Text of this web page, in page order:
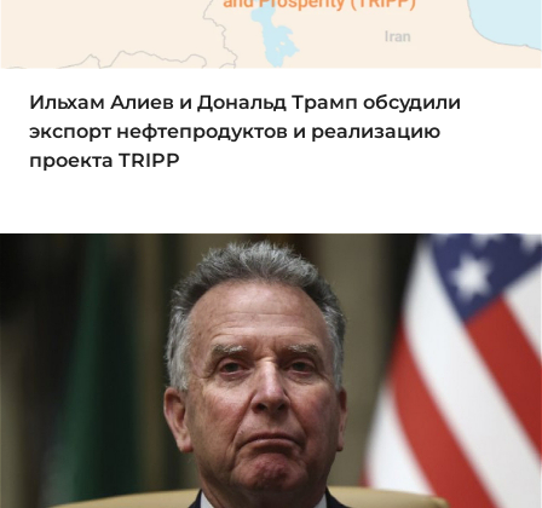
Ильхам Алиев и Дональд Трамп обсудили
экспорт нефтепродуктов и реализацию
проекта TRIPP